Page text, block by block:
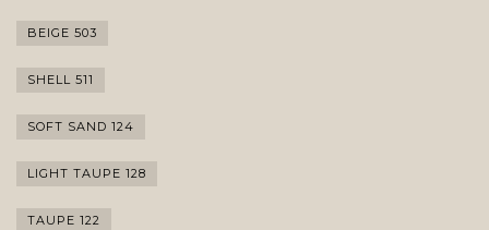
BEIGE 503
SHELL 511
SOFT SAND 124
LIGHT TAUPE 128
TAUPE 122